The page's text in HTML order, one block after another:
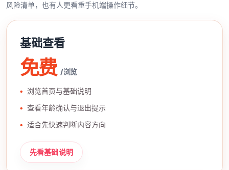
风险清单，也有人更看重手机端操作细节。
基础查看
免费 / 浏览
浏览首页与基础说明
查看年龄确认与退出提示
适合先快速判断内容方向
先看基础说明